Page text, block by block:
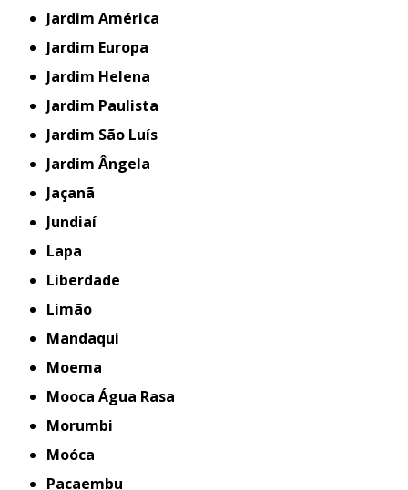
Jardim América
Jardim Europa
Jardim Helena
Jardim Paulista
Jardim São Luís
Jardim Ângela
Jaçanã
Jundiaí
Lapa
Liberdade
Limão
Mandaqui
Moema
Mooca Água Rasa
Morumbi
Moóca
Pacaembu